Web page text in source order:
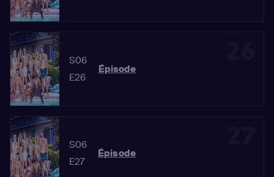
S06
E26
Épisode
S06
E27
Épisode